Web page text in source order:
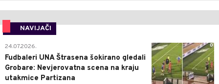
NAVIJAČI
0
24.07.2026.
Fudbaleri UNA Štrasena šokirano gledali
Grobare: Nevjerovatna scena na kraju
utakmice Partizana